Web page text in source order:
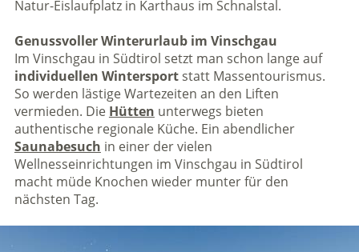
Natur-Eislaufplatz in Karthaus im Schnalstal.
Genussvoller Winterurlaub im Vinschgau
Im Vinschgau in Südtirol setzt man schon lange auf
individuellen Wintersportstatt Massentourismus.
So werden lästige Wartezeiten an den Liften
vermieden. Die Hütten unterwegs bieten
authentische regionale Küche. Ein abendlicher
Saunabesuch in einer der vielen
Wellnesseinrichtungen im Vinschgau in Südtirol
macht müde Knochen wieder munter für den
nächsten Tag.